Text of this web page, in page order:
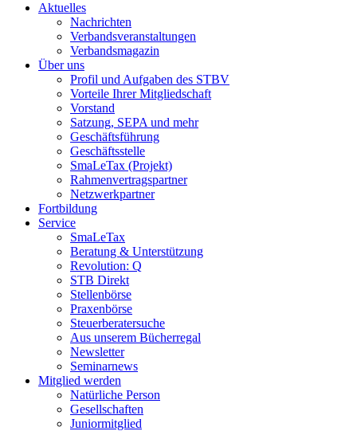
Aktuelles
Nachrichten
Verbandsveranstaltungen
Verbandsmagazin
Über uns
Profil und Aufgaben des STBV
Vorteile Ihrer Mitgliedschaft
Vorstand
Satzung, SEPA und mehr
Geschäftsführung
Geschäftsstelle
SmaLeTax (Projekt)
Rahmenvertragspartner
Netzwerkpartner
Fortbildung
Service
SmaLeTax
Beratung & Unterstützung
Revolution: Q
STB Direkt
Stellenbörse
Praxenbörse
Steuerberatersuche
Aus unserem Bücherregal
Newsletter
Seminarnews
Mitglied werden
Natürliche Person
Gesellschaften
Juniormitglied